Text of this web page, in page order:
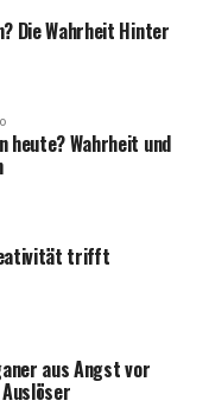
Die Wahrheit Hinter
heute? Wahrheit und
trifft
aus Angst vor